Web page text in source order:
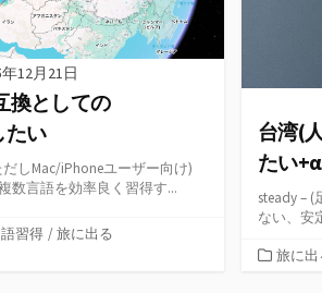
年12月21日
換としての
たい
しMac/iPhoneユーザー向け)
数言語を効率良く習得す...
習得 / 旅に出る
台湾(
たい+α
steady –
ない、安
カ旅に出